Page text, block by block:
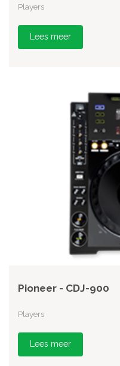
Players
Lees meer
Pioneer - CDJ-900
Players
Lees meer